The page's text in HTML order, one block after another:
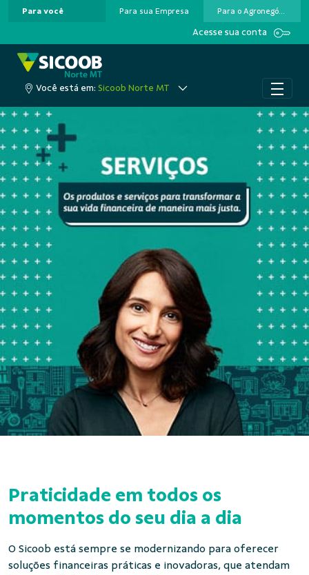
Pular para o Conteúdo principal
Para você Para sua Empresa Para o Agronegócio
Acesse sua conta
Você está em: Sicoob Norte MT
Praticidade em todos os
momentos do seu dia a dia
O Sicoob está sempre se modernizando para oferecer
soluções financeiras práticas e inovadoras, que atendam